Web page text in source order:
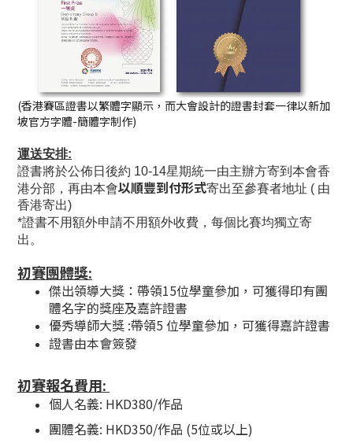
(香港賽區證書以繁體字顯示，而大會設計的證書封套一律以新加
坡官方字體-簡體字制作)
運送安排:
證書將於公佈日後約 10-14星期統一由主辦方寄到本會香
港分部，再由本會以順豐到付形式寄出至參賽者地址 ( 由
香港寄出)
*證書不用額外申請不用額外收費，每個比賽均獨立寄
出。
初賽團體獎:
傑出領導大獎：帶領15位學童參加，可獲得印有團
體名字的獎座及嘉許證書
優秀導師大獎 :帶領5 位學童參加，可獲得嘉許證書
證書由本會簽發
初賽報名費用:
個人名義: HKD380/作品
團體名義: HKD350/作品 (5位或以上)